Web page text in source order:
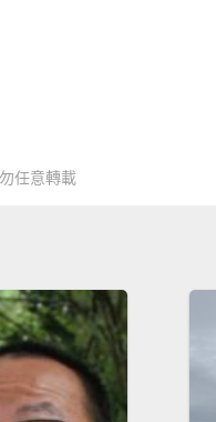
任意轉載